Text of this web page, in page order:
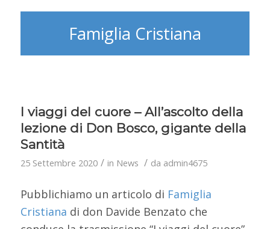
Famiglia Cristiana
I viaggi del cuore – All’ascolto della
lezione di Don Bosco, gigante della
Santità
25 Settembre 2020 / in News / da admin4675
Pubblichiamo un articolo di Famiglia
Cristiana di don Davide Benzato che